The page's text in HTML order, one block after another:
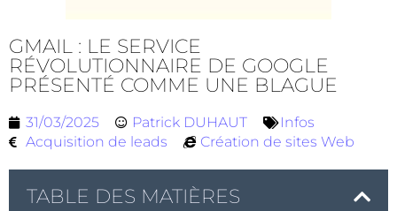
GMAIL : LE SERVICE
RÉVOLUTIONNAIRE DE GOOGLE
PRÉSENTÉ COMME UNE BLAGUE
31/03/2025 Patrick DUHAUT
Infos
Acquisition de leads
Création de sites Web
TABLE DES MATIÈRES